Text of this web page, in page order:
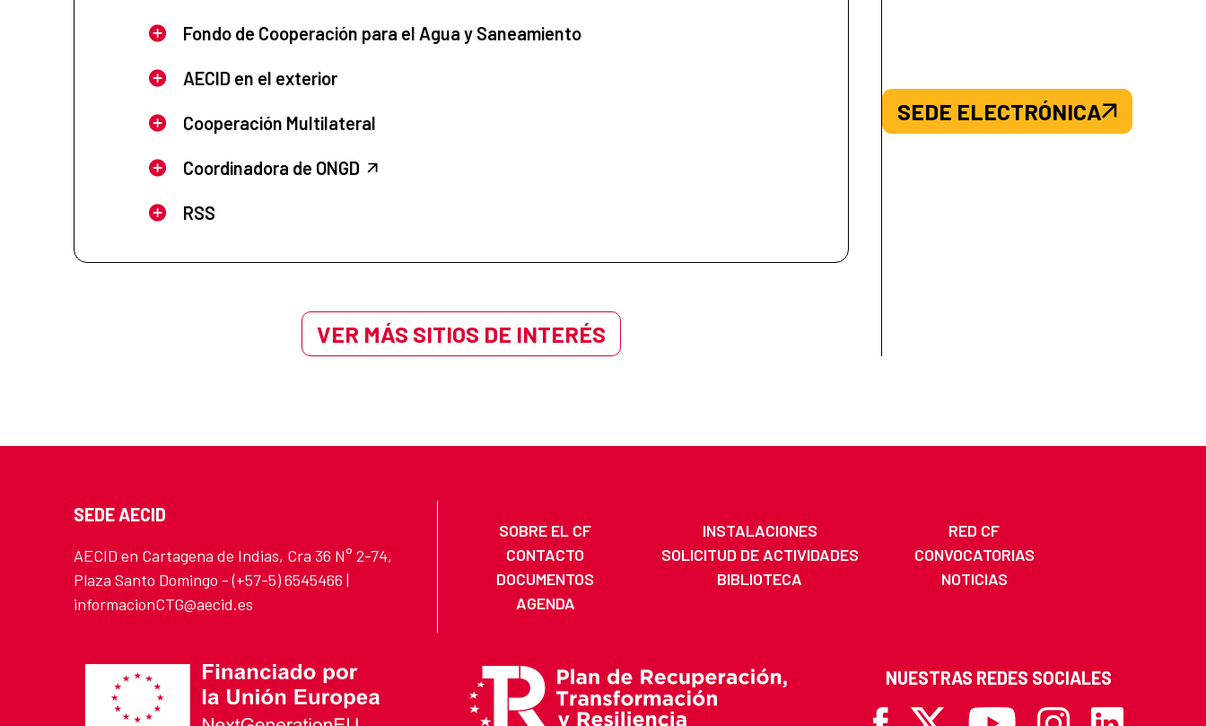
Fondo de Cooperación para el Agua y Saneamiento
AECID en el exterior
Cooperación Multilateral
Coordinadora de ONGD
RSS
VER MÁS SITIOS DE INTERÉS
SEDE ELECTRÓNICA
SEDE AECID
AECID en Cartagena de Indias, Cra 36 N° 2-74,
Plaza Santo Domingo - (+57-5) 6545466 |
informacionCTG@aecid.es
SOBRE EL CF INSTALACIONES
RED CF
CONTACTO
SOLICITUD DE ACTIVIDADES
CONVOCATORIAS
DOCUMENTOS
BIBLIOTECA
NOTICIAS
AGENDA
NUESTRAS REDES SOCIALES
Facebook
X Youtube InstagramLinkedin